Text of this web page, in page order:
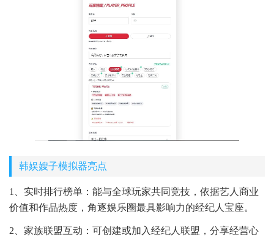
韩娱嫂子模拟器亮点
1、实时排行榜单：能与全球玩家共同竞技，依据艺人商业
价值和作品热度，角逐娱乐圈最具影响力的经纪人宝座。
2、家族联盟互动：可创建或加入经纪人联盟，分享经营心